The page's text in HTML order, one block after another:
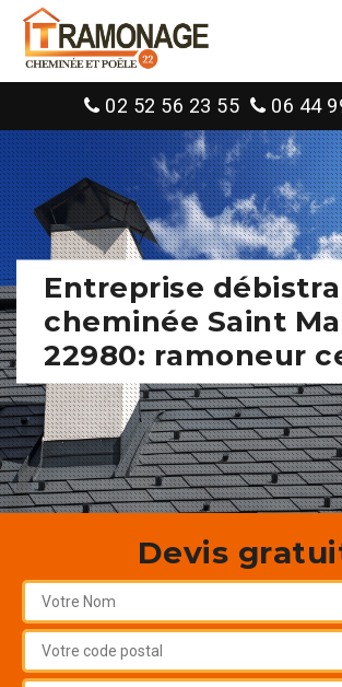
02 52 56 23 55 06 44
Entreprise
cheminée Saint
22980: ramoneur
Devis